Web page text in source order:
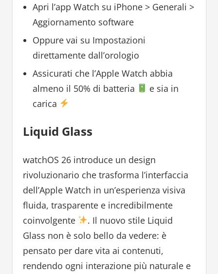
Apri l’app Watch su iPhone > Generali >
Aggiornamento software
Oppure vai su Impostazioni
direttamente dall’orologio
Assicurati che l’Apple Watch abbia
almeno il 50% di batteria
e sia in
carica
Liquid Glass
watchOS 26 introduce un design
rivoluzionario che trasforma l’interfaccia
dell’Apple Watch in un’esperienza visiva
fluida, trasparente e incredibilmente
coinvolgente
. Il nuovo stile Liquid
Glass non è solo bello da vedere: è
pensato per dare vita ai contenuti,
rendendo ogni interazione più naturale e